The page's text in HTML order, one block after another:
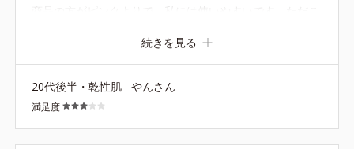
商品の方がピンクよりで、私には使いやすいです。ただこ
つきやすくなっているような気がします。
続きを見る
20代後半・乾性肌 やんさん
満足度